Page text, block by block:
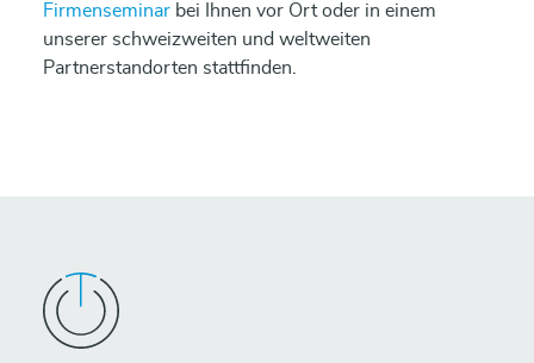
Firmenseminar bei Ihnen vor Ort oder in einem
unserer schweizweiten und weltweiten
Partnerstandorten stattfinden.